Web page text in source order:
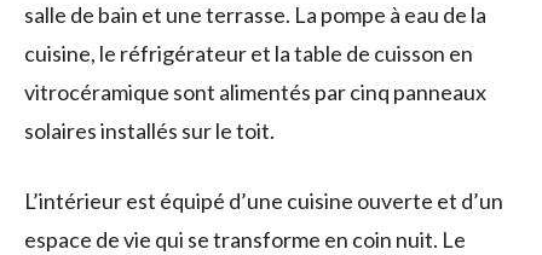
salle de bain et une terrasse. La pompe à eau de la
cuisine, le réfrigérateur et la table de cuisson en
vitrocéramique sont alimentés par cinq panneaux
solaires installés sur le toit.
L’intérieur est équipé d’une cuisine ouverte et d’un
espace de vie qui se transforme en coin nuit. Le